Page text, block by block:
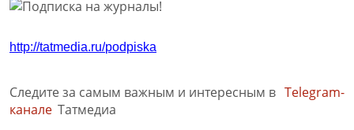
http://tatmedia.ru/podpiska
Следите за самым важным и интересным в Telegram-
канале Татмедиа